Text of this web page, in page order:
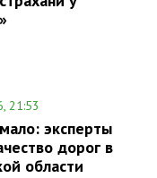
21:53
эксперты
дорог в
области